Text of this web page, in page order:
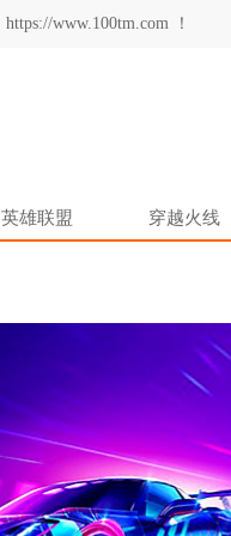
www.100tm.com ！
英雄联盟 穿越火线